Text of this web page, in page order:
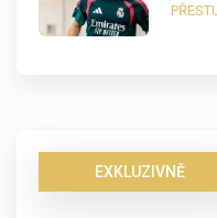
EXKLUZIVNĚ